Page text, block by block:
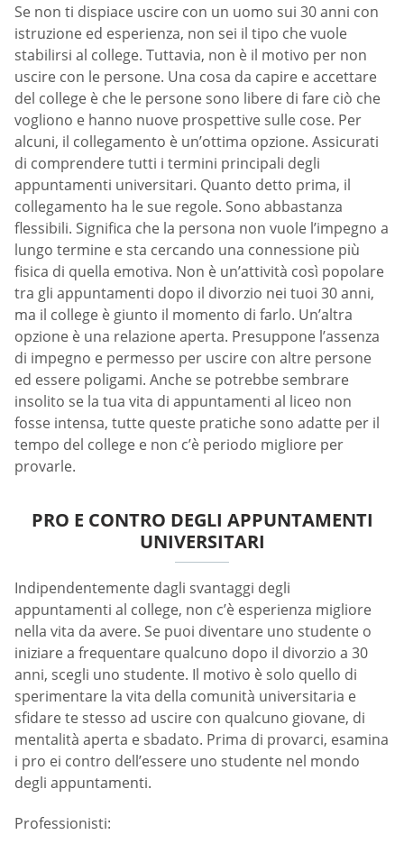
Se non ti dispiace uscire con un uomo sui 30 anni con
istruzione ed esperienza, non sei il tipo che vuole
stabilirsi al college. Tuttavia, non è il motivo per non
uscire con le persone. Una cosa da capire e accettare
del college è che le persone sono libere di fare ciò che
vogliono e hanno nuove prospettive sulle cose. Per
alcuni, il collegamento è un’ottima opzione. Assicurati
di comprendere tutti i termini principali degli
appuntamenti universitari. Quanto detto prima, il
collegamento ha le sue regole. Sono abbastanza
flessibili. Significa che la persona non vuole l’impegno a
lungo termine e sta cercando una connessione più
fisica di quella emotiva. Non è un’attività così popolare
tra gli appuntamenti dopo il divorzio nei tuoi 30 anni,
ma il college è giunto il momento di farlo. Un’altra
opzione è una relazione aperta. Presuppone l’assenza
di impegno e permesso per uscire con altre persone
ed essere poligami. Anche se potrebbe sembrare
insolito se la tua vita di appuntamenti al liceo non
fosse intensa, tutte queste pratiche sono adatte per il
tempo del college e non c’è periodo migliore per
provarle.
PRO E CONTRO DEGLI APPUNTAMENTI
UNIVERSITARI
Indipendentemente dagli svantaggi degli
appuntamenti al college, non c’è esperienza migliore
nella vita da avere. Se puoi diventare uno studente o
iniziare a frequentare qualcuno dopo il divorzio a 30
anni, scegli uno studente. Il motivo è solo quello di
sperimentare la vita della comunità universitaria e
sfidare te stesso ad uscire con qualcuno giovane, di
mentalità aperta e sbadato. Prima di provarci, esamina
i pro ei contro dell’essere uno studente nel mondo
degli appuntamenti.
Professionisti: